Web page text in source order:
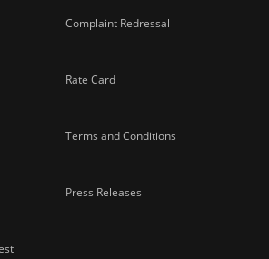
Complaint Redressal
Rate Card
Terms and Conditions
Press Releases